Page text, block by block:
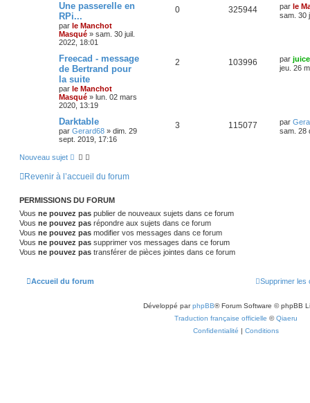
Une passerelle en
RPi...
par le Manchot
Masqué » sam. 30 juil.
2022, 18:01
0 325944 par le
sam. 30
Freecad - message
de Bertrand pour
la suite
par le Manchot
Masqué » lun. 02 mars
2020, 13:19
2 103996 par juice
jeu. 26
Darktable
par Gerard68 » dim. 29
sept. 2019, 17:16
3 115077 par
sam. 28
Nouveau sujet
Revenir à l’accueil du forum
PERMISSIONS DU FORUM
Vous ne pouvez pas publier de nouveaux sujets dans ce forum
Vous ne pouvez pas répondre aux sujets dans ce forum
Vous ne pouvez pas modifier vos messages dans ce forum
Vous ne pouvez pas supprimer vos messages dans ce forum
Vous ne pouvez pas transférer de pièces jointes dans ce forum
Accueil du forum Supprimer les
Développé parphpBB® Forum Software © phpBB
Traduction française officielle ©Qiaeru
Confidentialité | Conditions